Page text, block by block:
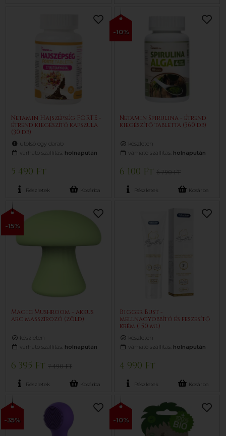
Netamin Hajszépség FORTE -
étrend kiegészítő kapszula
(30 db)
utolsó egy darab
várható szállítás: holnapután
5 490 Ft
Részletek Kosárba
-10%
Netamin Spirulina - étrend
kiegészítő tabletta (360 db)
készleten
várható szállítás: holnapután
6 100 Ft6 790 Ft
Részletek Kosárba
-15%
Magic Mushroom - akkus
arc masszírozó (zöld)
készleten
várható szállítás: holnapután
6 395 Ft7 490 Ft
Részletek Kosárba
Bigger Bust -
mellnagyobbító és feszesítő
krém (150 ml)
készleten
várható szállítás: holnapután
4 990 Ft
Részletek Kosárba
-35% -10%